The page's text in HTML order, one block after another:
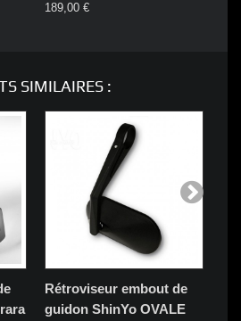
189,00 €
SIMILAIRES :
Rétroviseur embout de
guidon ShinYo OVALE